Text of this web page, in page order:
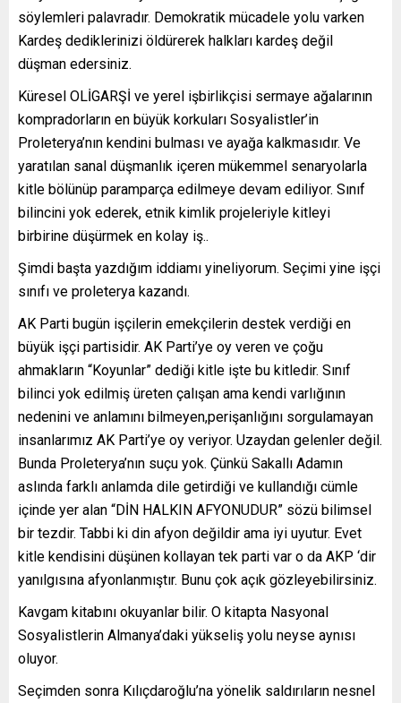
söylemleri palavradır. Demokratik mücadele yolu varken
Kardeş dediklerinizi öldürerek halkları kardeş değil
düşman edersiniz.
Küresel OLİGARŞİ ve yerel işbirlikçisi sermaye ağalarının
kompradorların en büyük korkuları Sosyalistler’in
Proleterya’nın kendini bulması ve ayağa kalkmasıdır. Ve
yaratılan sanal düşmanlık içeren mükemmel senaryolarla
kitle bölünüp paramparça edilmeye devam ediliyor. Sınıf
bilincini yok ederek, etnik kimlik projeleriyle kitleyi
birbirine düşürmek en kolay iş..
Şimdi başta yazdığım iddiamı yineliyorum. Seçimi yine işçi
sınıfı ve proleterya kazandı.
AK Parti bugün işçilerin emekçilerin destek verdiği en
büyük işçi partisidir. AK Parti’ye oy veren ve çoğu
ahmakların “Koyunlar” dediği kitle işte bu kitledir. Sınıf
bilinci yok edilmiş üreten çalışan ama kendi varlığının
nedenini ve anlamını bilmeyen,perişanlığını sorgulamayan
insanlarımız AK Parti’ye oy veriyor. Uzaydan gelenler değil.
Bunda Proleterya’nın suçu yok. Çünkü Sakallı Adamın
aslında farklı anlamda dile getirdiği ve kullandığı cümle
içinde yer alan “DİN HALKIN AFYONUDUR” sözü bilimsel
bir tezdir. Tabbi ki din afyon değildir ama iyi uyutur. Evet
kitle kendisini düşünen kollayan tek parti var o da AKP ‘dir
yanılgısına afyonlanmıştır. Bunu çok açık gözleyebilirsiniz.
Kavgam kitabını okuyanlar bilir. O kitapta Nasyonal
Sosyalistlerin Almanya’daki yükseliş yolu neyse aynısı
oluyor.
Seçimden sonra Kılıçdaroğlu’na yönelik saldırıların nesnel